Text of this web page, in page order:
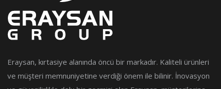
Eraysan, kırtasiye alanında öncü bir markadır. Kaliteli ürünleri
ve müşteri memnuniyetine verdiği önem ile bilinir. İnovasyon